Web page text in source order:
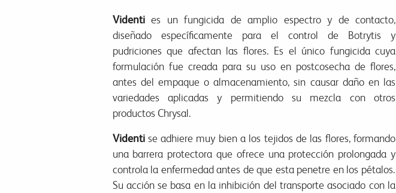
Videnties un fungicida de amplio espectro y de contacto,
diseñado específicamente para el control de Botrytis y
pudriciones que afectan las flores. Es el único fungicida cuya
formulación fue creada para su uso en postcosecha de flores,
antes del empaque o almacenamiento, sin causar daño en las
variedades aplicadas y permitiendo su mezcla con otros
productos Chrysal.
Videntise adhiere muy bien a los tejidos de las flores, formando
una barrera protectora que ofrece una protección prolongada y
controla la enfermedad antes de que esta penetre en los pétalos.
Su acción se basa en la inhibición del transporte asociado con la